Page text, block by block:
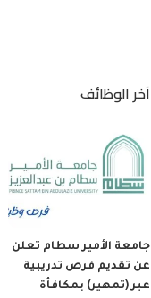
آخر الوظائف
جامعة الأمير سطام تعلن
عن تقديم فرص تدريبية
عبر (تمهير) بمكافأة